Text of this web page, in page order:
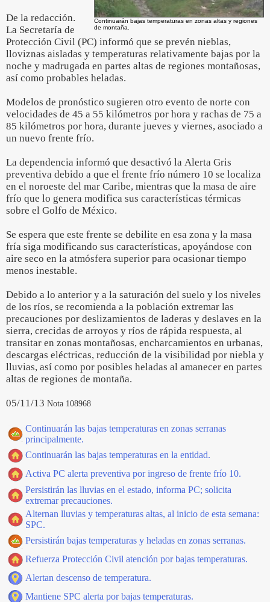
Continuarán bajas temperaturas en zonas altas y regiones
de montaña.
De la redacción.
La Secretaría de
Protección Civil (PC) informó que se prevén nieblas,
lloviznas aisladas y temperaturas relativamente bajas por la
noche y madrugada en partes altas de regiones montañosas,
así como probables heladas.
Modelos de pronóstico sugieren otro evento de norte con
velocidades de 45 a 55 kilómetros por hora y rachas de 75 a
85 kilómetros por hora, durante jueves y viernes, asociado a
un nuevo frente frío.
La dependencia informó que desactivó la Alerta Gris
preventiva debido a que el frente frío número 10 se localiza
en el noroeste del mar Caribe, mientras que la masa de aire
frío que lo genera modifica sus características térmicas
sobre el Golfo de México.
Se espera que este frente se debilite en esa zona y la masa
fría siga modificando sus características, apoyándose con
aire seco en la atmósfera superior para ocasionar tiempo
menos inestable.
Debido a lo anterior y a la saturación del suelo y los niveles
de los ríos, se recomienda a la población extremar las
precauciones por deslizamientos de laderas y deslaves en la
sierra, crecidas de arroyos y ríos de rápida respuesta, al
transitar en zonas montañosas, encharcamientos en urbanas,
descargas eléctricas, reducción de la visibilidad por niebla y
lluvias, así como por posibles heladas al amanecer en partes
altas de regiones de montaña.
05/11/13 Nota 108968
Continuarán las bajas temperaturas en zonas serranas
principalmente.
Continuarán las bajas temperaturas en la entidad.
Activa PC alerta preventiva por ingreso de frente frío 10.
Persistirán las lluvias en el estado, informa PC; solicita
extremar precauciones.
Alternan lluvias y temperaturas altas, al inicio de esta semana:
SPC.
Persistirán bajas temperaturas y heladas en zonas serranas.
Refuerza Protección Civil atención por bajas temperaturas.
Alertan descenso de temperatura.
Mantiene SPC alerta por bajas temperaturas.